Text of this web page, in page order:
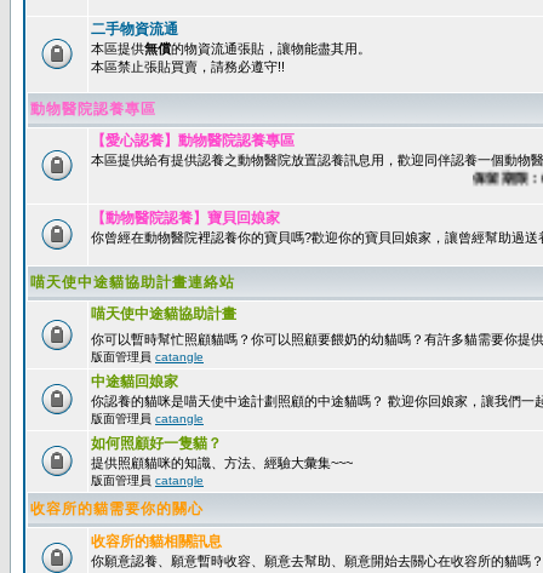
二手物資流通
本區提供無償的物資流通張貼，讓物能盡其用。
本區禁止張貼買賣，請務必遵守!!
動物醫院認養專區
【愛心認養】動物醫院認養專區
本區提供給有提供認養之動物醫院放置認養訊息用，歡迎同伴認養一個動物
保留期限：60
【動物醫院認養】寶貝回娘家
你曾經在動物醫院裡認養你的寶貝嗎?歡迎你的寶貝回娘家，讓曾經幫助過
喵天使中途貓協助計畫連絡站
喵天使中途貓協助計畫
你可以暫時幫忙照顧貓嗎？你可以照顧要餵奶的幼貓嗎？有許多貓需要你提
版面管理員 catangle
中途貓回娘家
你認養的貓咪是喵天使中途計劃照顧的中途貓嗎？ 歡迎你回娘家，讓我們一
版面管理員 catangle
如何照顧好一隻貓？
提供照顧貓咪的知識、方法、經驗大彙集~~~
版面管理員 catangle
收容所的貓需要你的關心
收容所的貓相關訊息
你願意認養、願意暫時收容、願意去幫助、願意開始去關心在收容所的貓嗎？